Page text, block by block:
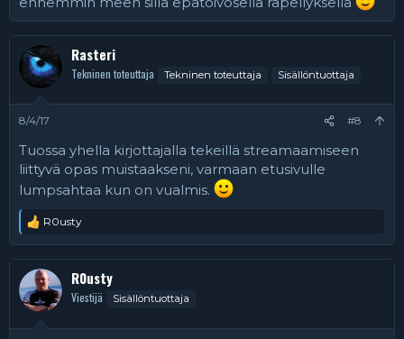
Rasteri
Tekninen toteuttaja Tekninen toteuttaja Sisällöntuottaja
8/4/17 #8
Tuossa yhella kirjottajalla tekeillä streamaamiseen
liittyvä opas muistaakseni, varmaan etusivulle
lumpsahtaa kun on vualmis.
R
a
k
t
i
o
t
R0usty
R0usty
Viestijä Sisällöntuottaja